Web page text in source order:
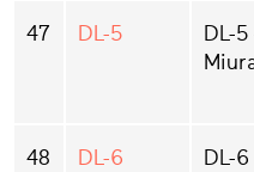
47 DL-5
DL-
48 DL-6
DL-